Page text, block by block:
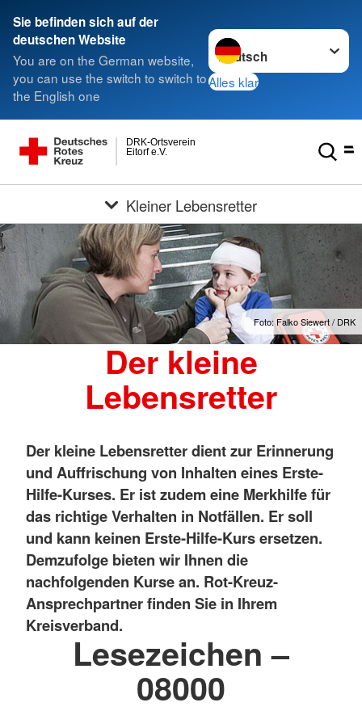
Sie befinden sich auf der
deutschen Website
You are on the German website,
you can use the switch to switch to
the English one
Sprache wechseln zu
Alles klar
Eitorf e.V.
DRK-Ortsverein
Kleiner Lebensretter
Foto: Falko Siewert / DRK
Der kleine
Lebensretter
Der kleine Lebensretter dient zur Erinnerung
und Auffrischung von Inhalten eines Erste-
Hilfe-Kurses. Er ist zudem eine Merkhilfe für
das richtige Verhalten in Notfällen. Er soll
und kann keinen Erste-Hilfe-Kurs ersetzen.
Demzufolge bieten wir Ihnen die
nachfolgenden Kurse an. Rot-Kreuz-
Ansprechpartner finden Sie in Ihrem
Kreisverband.
Lesezeichen –
08000